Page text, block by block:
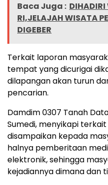
Baca Juga : DIHADIRI
RI,JELAJAH WISATA
DIGEBER
Terkait laporan
tempat yang dicurigai
dilapangan akan turun
pencarian.
Damdim 0307 Tanah
Sumedi, menyikapi
disampaikan kepada
halnya pemberitaan
elektronik, sehingga
kejadiannya dimana dan